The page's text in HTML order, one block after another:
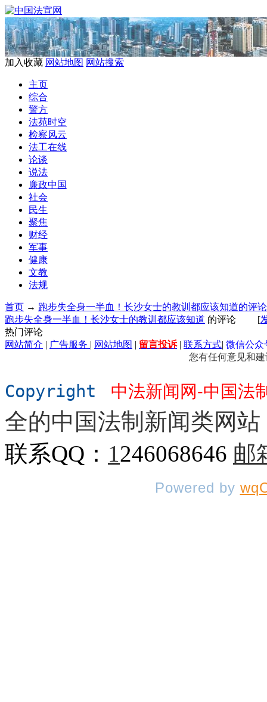
加入收藏 网站地图 网站搜索
主页
综合
警方
法苑时空
检察风云
法工在线
论谈
说法
廉政中国
社会
民生
聚焦
财经
军事
健康
文教
法规
首页 → 跑步失全身一半血！长沙女士的教训都应该知道的评论
跑步失全身一半血！长沙女士的教训都应该知道 的评论 [
热门评论
网站简介 | 广告服务 | 网站地图 | 留言投诉| 联系方式| 微信公
您有任何意见和
Copyright 中法新闻网-中国法
全的中国法制新闻类网站
联系QQ： 1246068646 邮
Powered by